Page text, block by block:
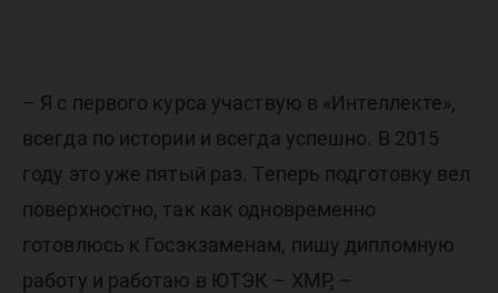
– Я с первого курса участвую в «Интеллекте»,
всегда по истории и всегда успешно. В 2015
году это уже пятый раз. Теперь подготовку вел
поверхностно, так как одновременно
готовлюсь к Госэкзаменам, пишу дипломную
работу и работаю в ЮТЭК – ХМР, –